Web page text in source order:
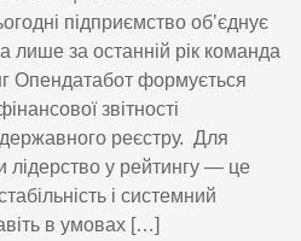
підприємство об’єднує
лише за останній рік команда
Опендатабот формується
звітності
реєстру. Для
лідерство у рейтингу — це
і системний
в умовах […]